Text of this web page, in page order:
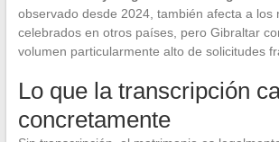
observado desde 2024, también afecta a los
celebrados en otros países, pero Gibraltar
volumen particularmente alto de solicitudes
Lo que la transcripción
concretamente